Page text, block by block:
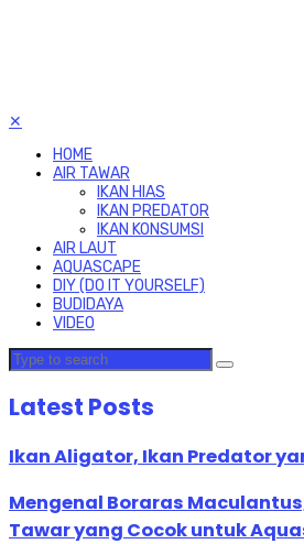
✕
HOME
AIR TAWAR
IKAN HIAS
IKAN PREDATOR
IKAN KONSUMSI
AIR LAUT
AQUASCAPE
DIY (DO IT YOURSELF)
BUDIDAYA
VIDEO
Latest Posts
Ikan Aligator, Ikan Predator
Mengenal Boraras
Tawar yang Cocok untuk